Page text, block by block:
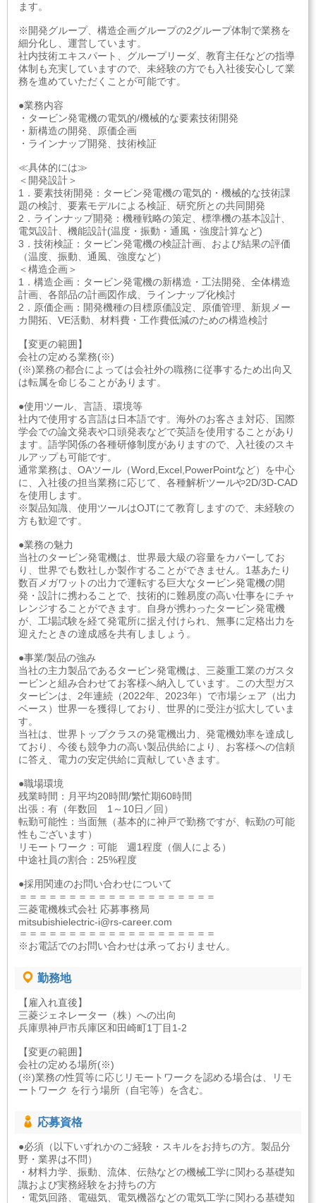
ます。
※開発グループ、構造企画グループの2グループ体制で業務を
細分化し、運営しています。
社内技術エキスパート、グループリーダ、教育主任などの指導
体制も充実していますので、未経験の方でも入社後安心して業
務を進めていただくことが可能です。
●業務内容
・タービン発電機の電気的/機械的な要素技術開発
・新構造の開発、原価企画
・ラインナップ開発、技術検証
≪具体的には≫
＜開発設計＞
1．要素技術開発：タービン発電機の電気的・機械的な技術課
題の検討、要素モデルによる検証、研究所との共同開発
2．ラインナップ開発：機種戦略の策定、標準機の基本設計、
電気設計、機能設計(温度・振動・通風・強度計算など)
3．技術検証：タービン発電機の検証計画、および結果の評価
（温度、振動、通風、強度など）
＜構造企画＞
1．構造企画：タービン発電機の新構造・工法開発、全体構造
計画、各部品の計画図作成、ラインナップ化検討
2．原価企画：開発機種の目標原価設定、原価管理、新規メー
カ開拓、VE活動、材料費・工作費低減のための構造検討
【変更の範囲】
会社の定める業務(※)
(※)業務の都合によっては会社外の職務に従事するため出向又
は転属を命じることがあります。
●使用ツール、言語、環境等
社内で使用する言語は日本語です。海外のお客さま対応、国際
学会での論文発表や口頭発表などで英語を使用することがあり
ます。語学関係の各種研修制度がありますので、入社後のスキ
ルアップも可能です。
通常業務は、OAツール（Word,Excel,PowerPointなど）を中心
に、入社後の担当業務に応じて、各種解析ツールや2D/3D-CAD
を使用します。
※製品知識、使用ツールはOJTにて教育しますので、未経験の
方も歓迎です。
●業務の魅力
当社のタービン発電機は、世界最大級の容量をカバーしてお
り、世界でも数社しか製作することができません。1基あたり
数百メガワットの出力で運転する巨大なタービン発電機の開
発・設計に携わることで、技術的に難易度の高い仕事をにチャ
レンジすることができます。自身が携わったタービン発電機
が、工場試験を経て発電所に据え付けられ、無事に定格出力を
迎えたときの達成感を共有しましょう。
●事業/製品の強み
当社の主力製品であるタービン発電機は、三菱重工業のガスタ
ービンと組み合わせてお客様へ納入しています。この大型ガス
タービンは、2年連続（2022年、2023年）で市場シェア（出力
ベース）世界一を獲得しており、世界的に受注が拡大していま
す。
当社は、世界トップクラスの発電機出力、発電機効率を達成し
ており、今後も競争力の高い製品供給により、お客様への信頼
に答え、電力の安定供給に貢献していきます。
●職場環境
残業時間：月平均20時間/繁忙期60時間
出張：有（年数回 1～10日／回）
転勤可能性：当面無（基本的に神戸で勤務ですが、転勤の可能
性もございます）
リモートワーク：可能 週1程度（個人による）
中途社員の割合：25%程度
●採用関連のお問い合わせについて
＝＝＝＝＝＝＝＝＝＝＝＝＝＝＝＝＝＝＝＝
三菱電機株式会社 応募事務局
mitsubishielectric-i@rs-career.com
＝＝＝＝＝＝＝＝＝＝＝＝＝＝＝＝＝＝＝＝
※お電話でのお問い合わせは承っておりません。
勤務地
【雇入れ直後】
三菱ジェネレーター（株）への出向
兵庫県神戸市兵庫区和田崎町1丁目1-2
【変更の範囲】
会社の定める場所(※)
(※)業務の性質等に応じリモートワークを認める場合は、リモ
ートワーク を行う場所（自宅等）を含む。
応募資格
●必須（以下いずれかのご経験・スキルをお持ちの方。製品分
野・業界は不問）
・材料力学、振動、流体、伝熱などの機械工学に関わる基礎知
識および実務経験をお持ちの方
・電気回路、電磁気、電気機器などの電気工学に関わる基礎知